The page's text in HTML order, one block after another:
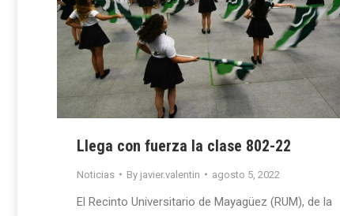
Llega con fuerza la clase 802-22
Noticias By javier.valentin agosto 5, 2022
El Recinto Universitario de Mayagüez (RUM), de la